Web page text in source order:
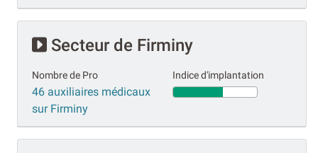
Secteur de Firminy
Nombre de Pro
46 auxiliaires médicaux
sur Firminy
Indice d'implantation